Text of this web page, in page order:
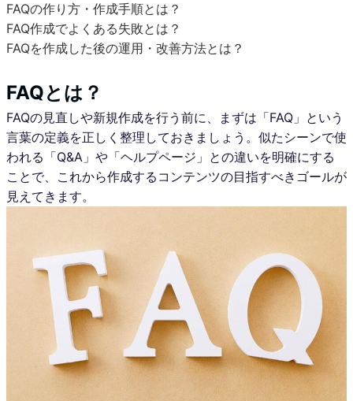
FAQの作り方・作成手順とは？
FAQ作成でよくある失敗とは？
FAQを作成した後の運用・改善方法とは？
FAQとは？
FAQの見直しや新規作成を行う前に、まずは「FAQ」という
言葉の定義を正しく整理しておきましょう。似たシーンで使
われる「Q&A」や「ヘルプページ」との違いを明確にする
ことで、これから作成するコンテンツの目指すべきゴールが
見えてきます。